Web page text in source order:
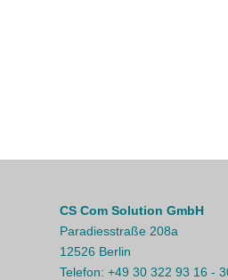
CS Com Solution GmbH
Paradiesstraße 208a
12526 Berlin
Telefon: +49 30 322 93 16 -